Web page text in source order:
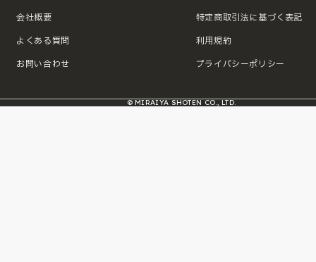
会社概要
よくある質問
お問い合わせ
特定商取引法に基づく表記
利用規約
プライバシーポリシー
© MIRAIYA SHOTEN CO., LTD.